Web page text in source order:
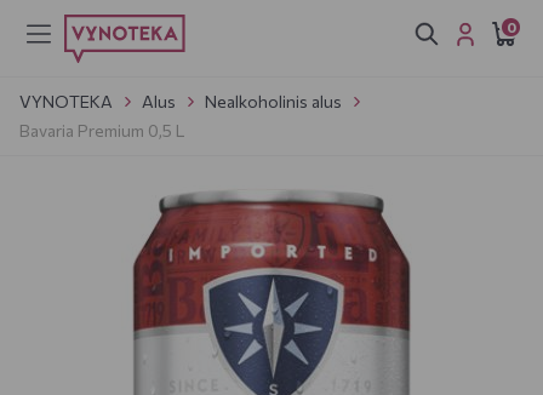
0
VYNOTEKA Alus
Nealkoholinis alus
Bavaria Premium 0,5 L